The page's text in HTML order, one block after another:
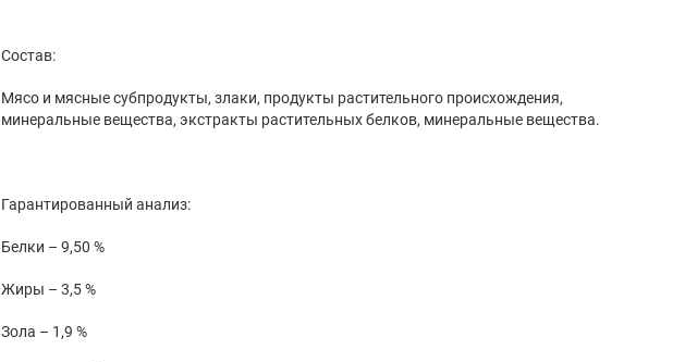
Состав:
Мясо и мясные субпродукты, злаки, продукты растительного происхождения,
минеральные вещества, экстракты растительных белков, минеральные вещества.
Гарантированный анализ:
Белки – 9,50 %
Жиры – 3,5 %
Зола – 1,9 %